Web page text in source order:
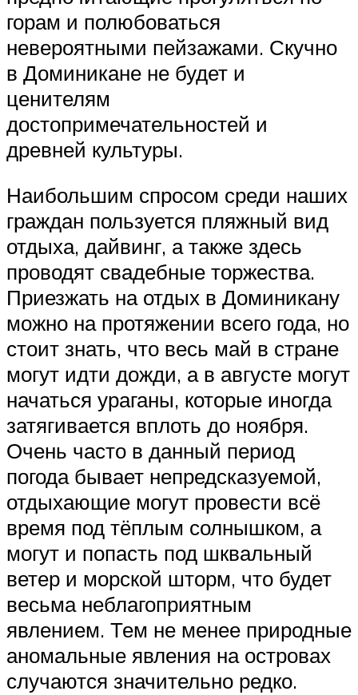
горам и полюбоваться
невероятными пейзажами. Скучно
в Доминикане не будет и
ценителям
достопримечательностей и
древней культуры.
Наибольшим спросом среди наших
граждан пользуется пляжный вид
отдыха, дайвинг, а также здесь
проводят свадебные торжества.
Приезжать на отдых в Доминикану
можно на протяжении всего года, но
стоит знать, что весь май в стране
могут идти дожди, а в августе могут
начаться ураганы, которые иногда
затягивается вплоть до ноября.
Очень часто в данный период
погода бывает непредсказуемой,
отдыхающие могут провести всё
время под тёплым солнышком, а
могут и попасть под шквальный
ветер и морской шторм, что будет
весьма неблагоприятным
явлением. Тем не менее природные
аномальные явления на островах
случаются значительно редко.